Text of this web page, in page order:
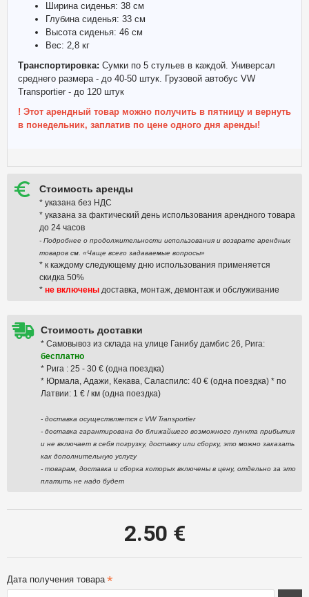
Стоимость аренды
* указана без НДС
* указана за фактический день использования арендного товара
до 24 часов
- Подробнее о продолжительности использования и возврате арендных
товаров см. «Чаще всего задаваемые вопросы»
* к каждому следующему дню использования применяется
скидка 50%
* не включены доставка, монтаж, демонтаж и обслуживание
Стоимость доставки
* Самовывоз из склада на улице Ганибу дамбис 26, Рига:
бесплатно
* Рига : 25 - 30 € (одна поездка)
* Юрмала, Адажи, Кекава, Саласпилс: 40 € (одна поездка) * по
Латвии: 1 € / км (одна поездка)
- доставка осуществляется с VW Transportier
- доставка гарантирована до ближайшего возможного пункта прибытия
и не включает в себя погрузку, доставку или сборку, это можно заказать
как дополнительную услугу
- товарам, доставка и сборка которых включены в цену, отдельно за это
платить не надо будет
Ширина сиденья: 38 см
Глубина сиденья: 33 см
Высота сиденья: 46 см
Вес: 2,8 кг
Транспортировка: Сумки по 5 стульев в каждой. Универсал
среднего размера - до 40-50 штук. Грузовой автобус VW
Transportier - до 120 штук
! Этот арендный товар можно получить в пятницу и вернуть
в понедельник, заплатив по цене одного дня аренды!
2.50 €
Дата получения товара